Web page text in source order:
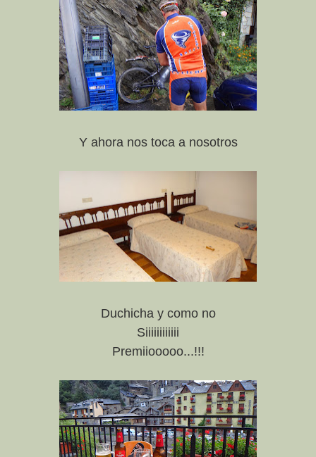
Y ahora nos toca a nosotros
Duchicha y como no
Siiiiiiiiiiii
Premiiooooo...!!!